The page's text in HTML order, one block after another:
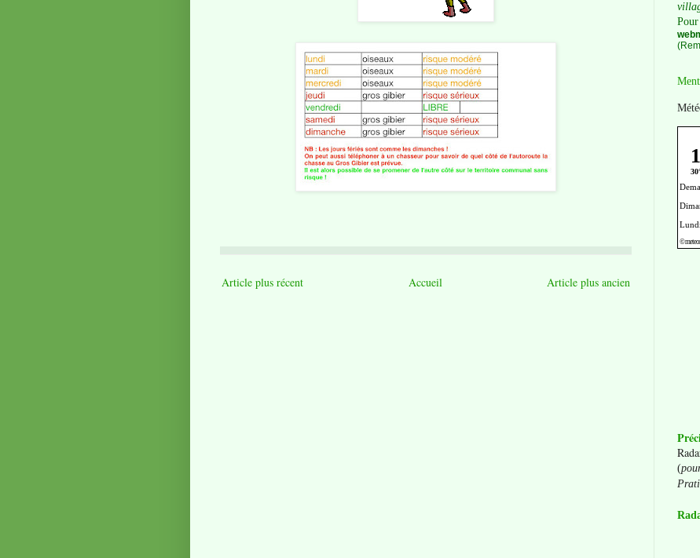
Article plus récent Article plus ancien
Accueil
(